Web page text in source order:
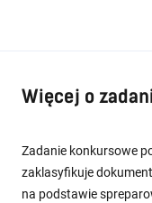
Więcej o
Zadanie konkursowe
zaklasyfikuje
na podstawie